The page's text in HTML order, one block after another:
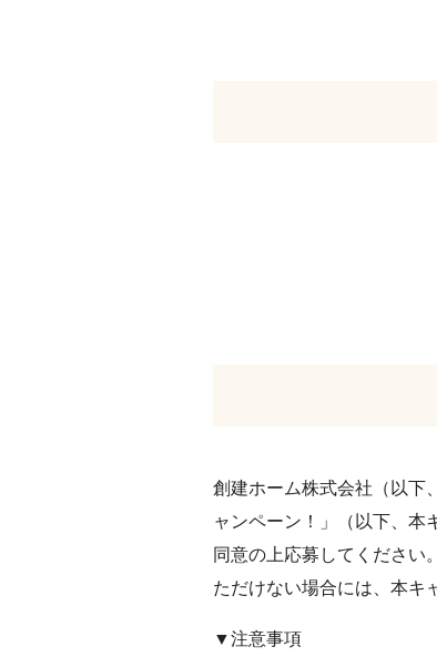
創建ホーム株式会社（以下
ャンペーン！」（以下、本
同意の上応募してください
ただけない場合には、本キ
▼注意事項